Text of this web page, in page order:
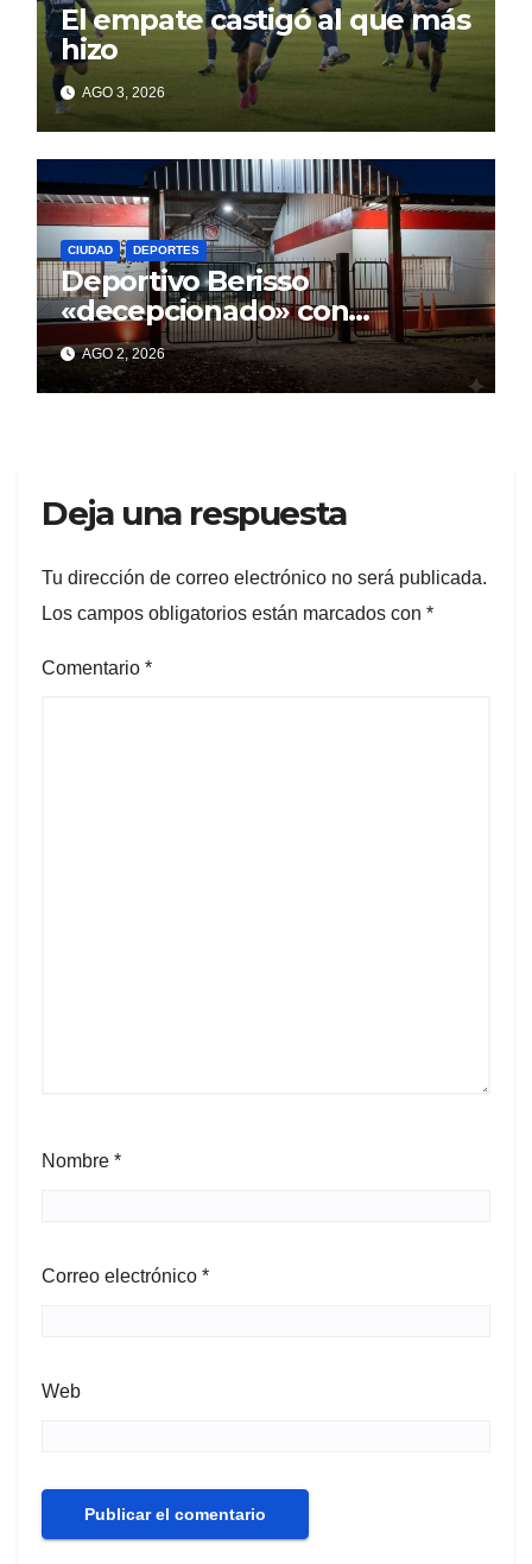
El empate castigó al que más
hizo
AGO 3, 2026
CIUDAD DEPORTES
Deportivo Berisso
«decepcionado» con
Cagliardi y sus promesas
incumplidas
AGO 2, 2026
Deja una respuesta
Tu dirección de correo electrónico no será publicada.
Los campos obligatorios están marcados con *
Comentario *
Nombre *
Correo electrónico *
Web